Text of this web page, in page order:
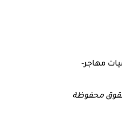
مهاجر-
محفوظة